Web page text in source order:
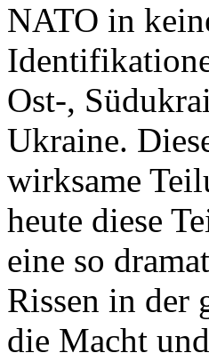
NATO in
Ost-,
Ukraine.
wirksame
heute diese
eine so
Rissen in der
die Macht